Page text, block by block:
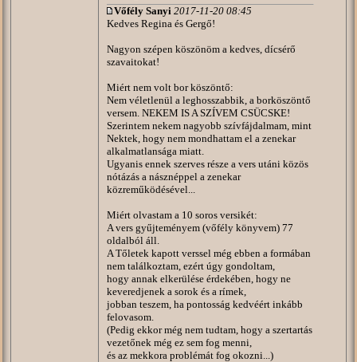
Vőfély Sanyi 2017-11-20 08:45
Kedves Regina és Gergő!
Nagyon szépen köszönöm a kedves, dícsérő
szavaitokat!
Miért nem volt bor köszöntő:
Nem véletlenül a leghosszabbik, a borköszöntő
versem. NEKEM IS A SZÍVEM CSÜCSKE!
Szerintem nekem nagyobb szívfájdalmam, mint
Nektek, hogy nem mondhattam el a zenekar
alkalmatlansága miatt.
Ugyanis ennek szerves része a vers utáni közös
nótázás a násznéppel a zenekar
közreműködésével...
Miért olvastam a 10 soros versikét:
A vers gyűjteményem (vőfély könyvem) 77
oldalból áll.
A Tőletek kapott verssel még ebben a formában
nem találkoztam, ezért úgy gondoltam,
hogy annak elkerülése érdekében, hogy ne
keveredjenek a sorok és a rímek,
jobban teszem, ha pontosság kedvéért inkább
felovasom.
(Pedig ekkor még nem tudtam, hogy a szertartás
vezetőnek még ez sem fog menni,
és az mekkora problémát fog okozni...)